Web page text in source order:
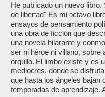
He publicado un nuevo
de libertad" Es mi octavo
ensayos de pensamiento
una obra de ficción que
una novela hilarante y
ser ni héroe ni villano, sobre
orgullo. El limbo existe y es
mediocres, donde se
que hasta los ángeles bajan
temporadas de aprendizaje.